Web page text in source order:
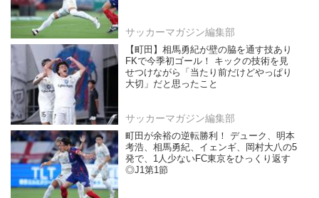
サッカーマガジン編集部
【町田】相馬勇紀が壁の脇を通す技あり
FKで今季初ゴール！ キックの技術を見
せつけながら「当たり前だけどやっぱり
大切」だと思ったこと
サッカーマガジン編集部
町田が余裕の逆転勝利！ デューク、明本
考浩、相馬勇紀、イェンギ、岡村大八の5
発で、1人少ないFC東京をひっくり返す
◎J1第1節